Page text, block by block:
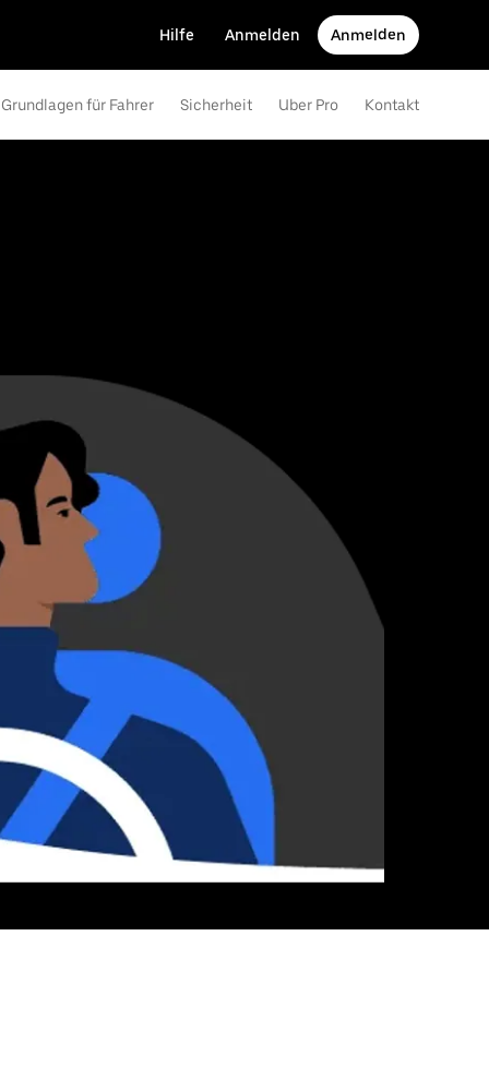
Hilfe Anmelden Anmelden
Grundlagen für Fahrer Sicherheit Uber Pro Kontakt